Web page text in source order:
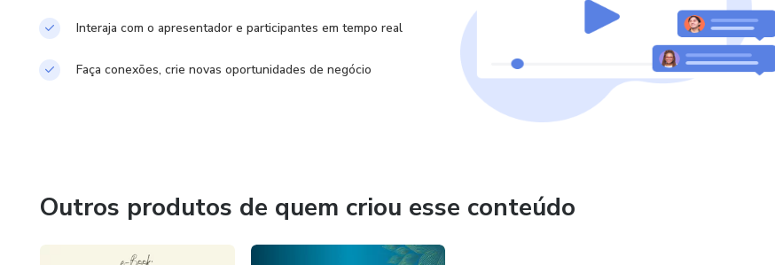
Interaja com o apresentador e participantes em tempo real
Faça conexões, crie novas oportunidades de negócio
Outros produtos de quem criou esse conteúdo